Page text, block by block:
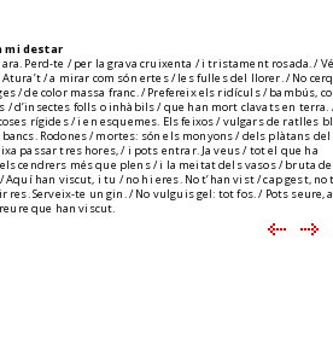
mi destar
Perd-te / per la grava cruixenta / i tristament rosada. /
Atura’t / a mirar com són ertes / les fulles del llorer. / No
/ de color massa franc. / Prefereix els ridículs / bambús,
/ d’insectes folls o inhàbils / que han mort clavats en terra.
rígides / i en esquemes. Els feixos / vulgars de ratlles
Rodones / mortes: són els monyons / dels plàtans del
passar tres hores, / i pots entrar. Ja veus / tot el que ha
cendrers més que plens / i la meitat dels vasos / bruta
Aquí han viscut, i tu / no hi eres. No t’han vist / cap gest, no
res. Serveix-te un gin. / No vulguis gel: tot fos. / Pots seure,
que han viscut.